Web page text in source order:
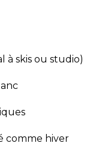
à skis ou studio)
comme hiver